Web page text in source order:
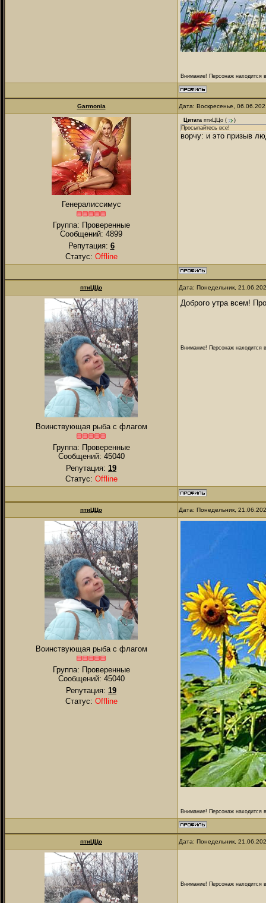
Внимание! Персонаж находится
Garmonia Дата: Воскресенье,
Генералиссимус
Группа: Проверенные
Сообщений: 4899
Репутация: 6
Статус: Offline
Цитата птиЦЦо (
)
Просыпайтесь все!
ворчу: и это призыв
птиЦЦо Дата: Понедельник,
Воинствующая рыба с флагом
Группа: Проверенные
Сообщений: 45040
Репутация: 19
Статус: Offline
Доброго утра всем!
Внимание! Персонаж находится
птиЦЦо Дата: Понедельник,
Воинствующая рыба с флагом
Группа: Проверенные
Сообщений: 45040
Репутация: 19
Статус: Offline
Внимание! Персонаж находится
птиЦЦо Дата: Понедельник,
Внимание! Персонаж находится